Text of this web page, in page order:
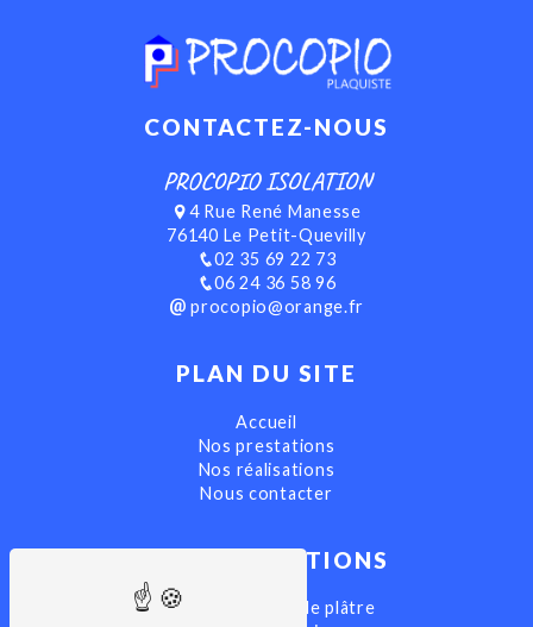
CONTACTEZ-NOUS
PROCOPIO ISOLATION
4 Rue René Manesse
76140 Le Petit-Quevilly
02 35 69 22 73
06 24 36 58 96
procopio@orange.fr
PLAN DU SITE
Accueil
Nos prestations
Nos réalisations
Nous contacter
NOS PRESTATIONS
Pose de plaques de plâtre